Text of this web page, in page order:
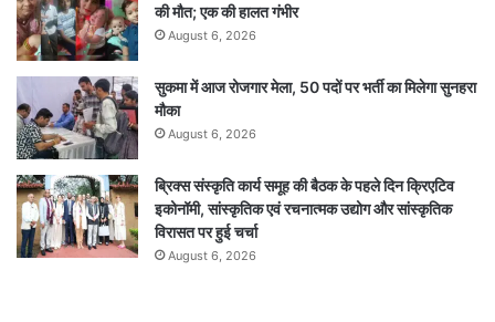
की मौत; एक की हालत गंभीर
August 6, 2026
सुकमा में आज रोजगार मेला, 50 पदों पर भर्ती का मिलेगा सुनहरा
मौका
August 6, 2026
ब्रिक्स संस्कृति कार्य समूह की बैठक के पहले दिन क्रिएटिव
इकोनॉमी, सांस्कृतिक एवं रचनात्मक उद्योग और सांस्कृतिक
विरासत पर हुई चर्चा
August 6, 2026